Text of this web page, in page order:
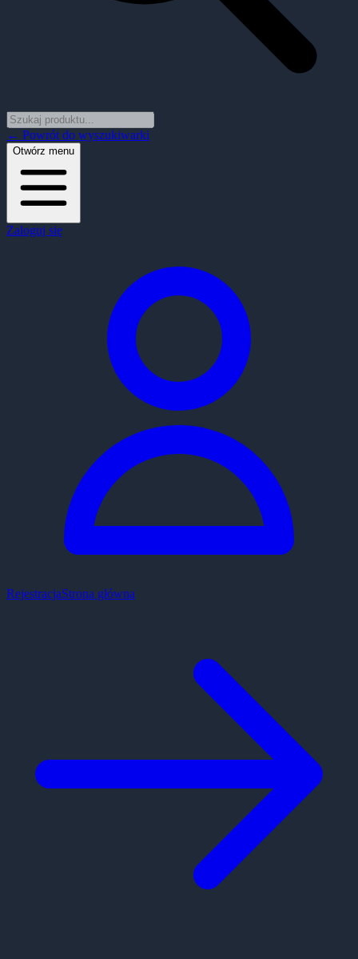
← Powrót do wyszukiwarki
Otwórz menu
Zaloguj się
RejestracjaStrona główna